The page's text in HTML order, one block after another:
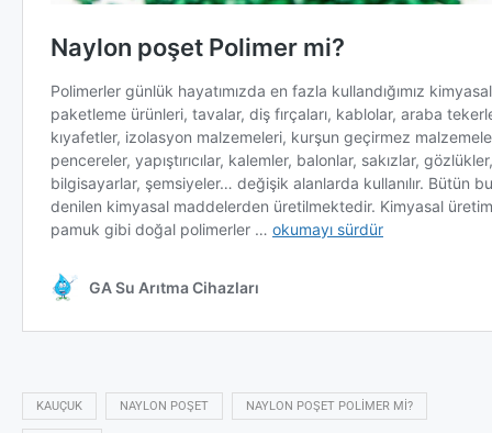
KAUÇUK NAYLON POŞET NAYLON POŞET POLIMER MI?